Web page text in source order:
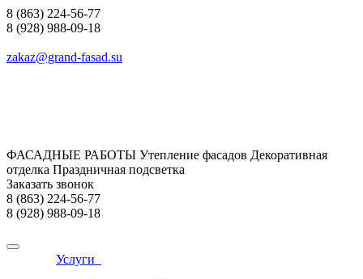
8 (863) 224-56-77
8 (928) 988-09-18
zakaz@grand-fasad.su
ФАСАДНЫЕ РАБОТЫ Утепление фасадов Декоративная
отделка Праздничная подсветка
Заказать звонок
8 (863) 224-56-77
8 (928) 988-09-18
Услуги